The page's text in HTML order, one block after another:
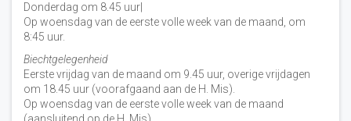
Donderdag om 8.45 uur|
Op woensdag van de eerste volle week van de maand, om
8:45 uur.
Biechtgelegenheid
Eerste vrijdag van de maand om 9.45 uur, overige vrijdagen
om 18.45 uur (voorafgaand aan de H. Mis).
Op woensdag van de eerste volle week van de maand